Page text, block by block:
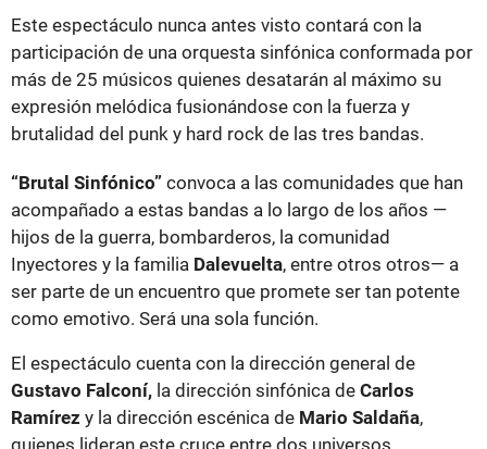
Este espectáculo nunca antes visto contará con la
participación de una orquesta sinfónica conformada por
más de 25 músicos quienes desatarán al máximo su
expresión melódica fusionándose con la fuerza y
brutalidad del punk y hard rock de las tres bandas.
“Brutal Sinfónico” convoca a las comunidades que han
acompañado a estas bandas a lo largo de los años —
hijos de la guerra, bombarderos, la comunidad
Inyectores y la familia Dalevuelta, entre otros otros— a
ser parte de un encuentro que promete ser tan potente
como emotivo. Será una sola función.
El espectáculo cuenta con la dirección general de
Gustavo Falconí, la dirección sinfónica de Carlos
Ramírez y la dirección escénica de Mario Saldaña,
quienes lideran este cruce entre dos universos